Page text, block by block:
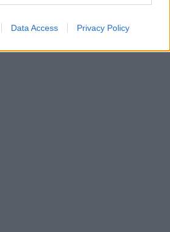
Data Access Privacy Policy